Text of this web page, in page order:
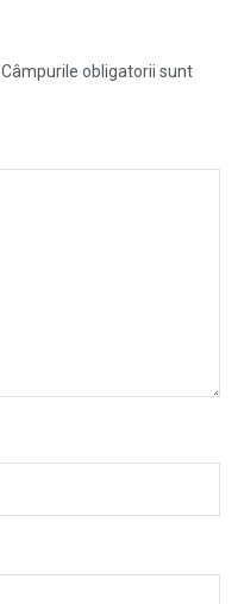
Câmpurile obligatorii sunt